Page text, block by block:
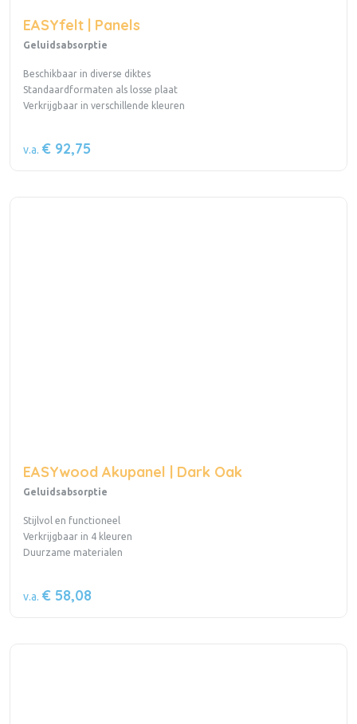
EASYfelt | Panels
Geluidsabsorptie
Beschikbaar in diverse diktes
Standaardformaten als losse plaat
Verkrijgbaar in verschillende kleuren
v.a. € 92,75
EASYwood Akupanel | Dark Oak
Geluidsabsorptie
Stijlvol en functioneel
Verkrijgbaar in 4 kleuren
Duurzame materialen
v.a. € 58,08